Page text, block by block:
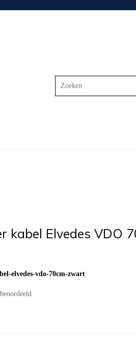
Zoeken
kabel Elvedes VDO
elvedes-vdo-70cm-zwart